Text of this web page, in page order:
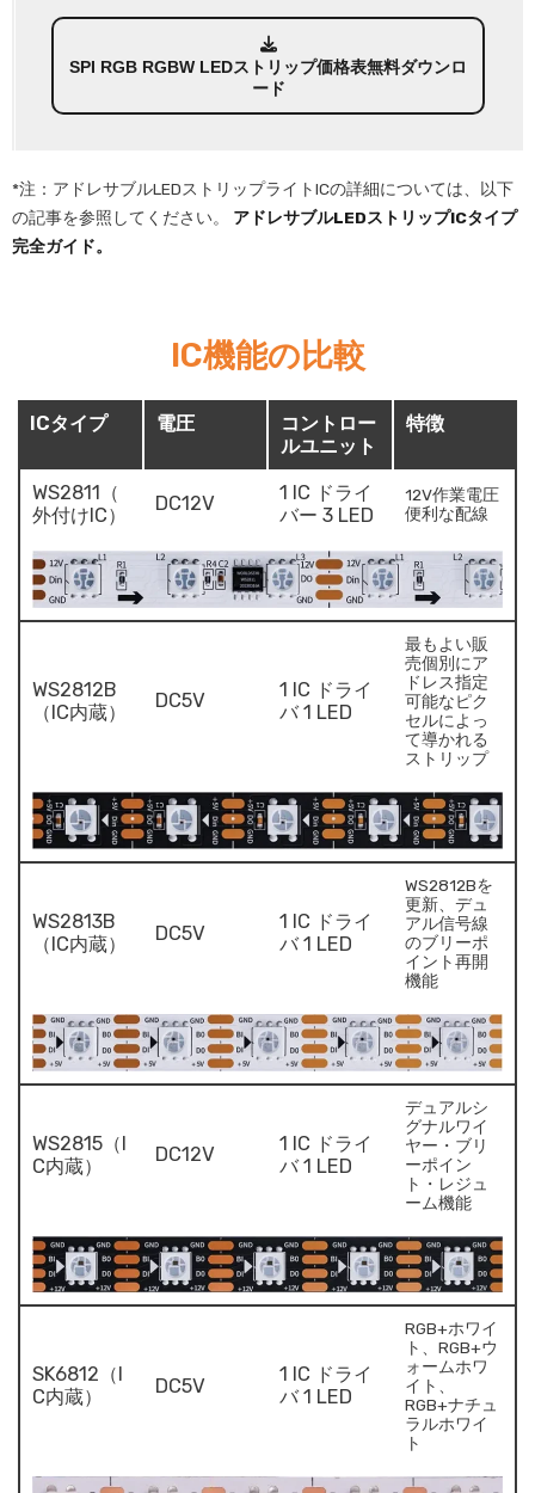
SPI RGB RGBW LEDストリップ価格表無料ダウンロ
ード
*注：アドレサブルLEDストリップライトICの詳細については、以下
の記事を参照してください。 アドレサブルLEDストリップICタイプ
完全ガイド。
IC機能の比較
ICタイプ 電圧
コントロー
ルユニット
特徴
WS2811（
外付けIC）
DC12V
1 IC ドライ
バー 3 LED
12V作業電圧
便利な配線
WS2812B
（IC内蔵）
DC5V
1 IC ドライ
バ 1 LED
最もよい販
売個別にア
ドレス指定
可能なピク
セルによっ
て導かれる
ストリップ
WS2813B
（IC内蔵）
DC5V
1 IC ドライ
バ 1 LED
WS2812Bを
更新、デュ
アル信号線
のブリーポ
イント再開
機能
WS2815（I
C内蔵）
DC12V
1 IC ドライ
バ 1 LED
デュアルシ
グナルワイ
ヤー・ブリ
ーポイン
ト・レジュ
ーム機能
SK6812（I
C内蔵）
DC5V
1 IC ドライ
バ 1 LED
RGB+ホワイ
ト、RGB+ウ
ォームホワ
イト、
RGB+ナチュ
ラルホワイ
ト